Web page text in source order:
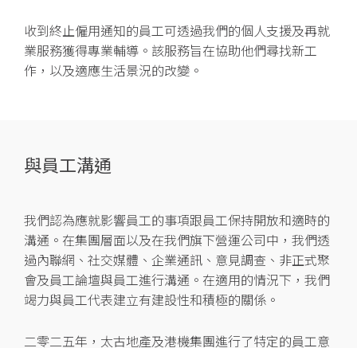
收到終止僱用通知的員工可透過我們的個人支援及再就
業服務獲得專業輔導。該服務旨在協助他們尋找新工
作，以及適應生活景況的改變。
與員工溝通
我們認為應就影響員工的事項跟員工保持開放和適時的
溝通。在集團層面以及在我們旗下營運公司中，我們透
過內聯網、社交媒體、企業通訊、意見調查、非正式聚
會及員工論壇與員工進行溝通。在適用的情況下，我們
竭力與員工代表建立有建設性和積極的關係。
二零二五年，太古地產及港機集團進行了特定的員工意